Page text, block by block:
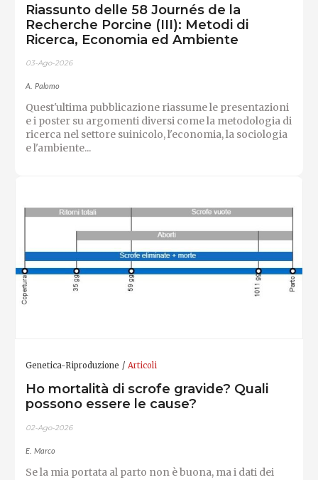
Riassunto delle 58 Journés de la
Recherche Porcine (III): Metodi di
Ricerca, Economia ed Ambiente
03-Ago-2026
A. Palomo
Quest'ultima pubblicazione riassume le presentazioni
e i poster su argomenti diversi come la metodologia di
ricerca nel settore suinicolo, l'economia, la sociologia
e l'ambiente...
Genetica-Riproduzione Articoli
Ho mortalità di scrofe gravide? Quali
possono essere le cause?
02-Ago-2026
E. Marco
Se la mia portata al parto non è buona, ma i dati dei